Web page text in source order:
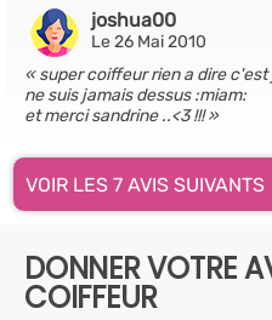
joshua00
Le 26 Mai 2010
super coiffeur rien a dire
ne suis jamais dessus :miam:
et merci sandrine ..<3 !!!
VOIR LES 7 AVIS SUIVANTS
DONNER VOTRE
COIFFEUR